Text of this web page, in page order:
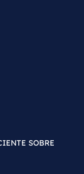
SOBRE